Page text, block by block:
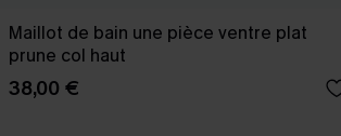
Maillot de bain une pièce ventre plat
prune col haut
38,00 €